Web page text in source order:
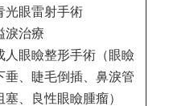
光眼雷射手術
淚治療
人眼瞼整形手術（眼瞼
垂、睫毛倒插、鼻淚管
塞、良性眼瞼腫瘤）